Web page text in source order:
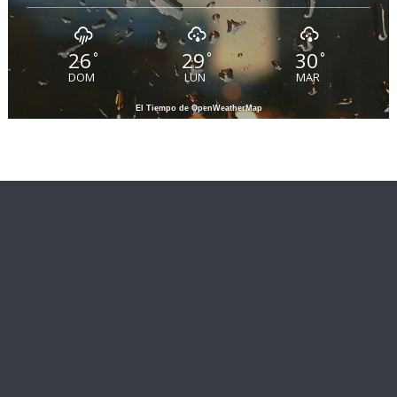
26°
DOM
29 °
LUN
30°
MAR
El Tiempo de OpenWeatherMap